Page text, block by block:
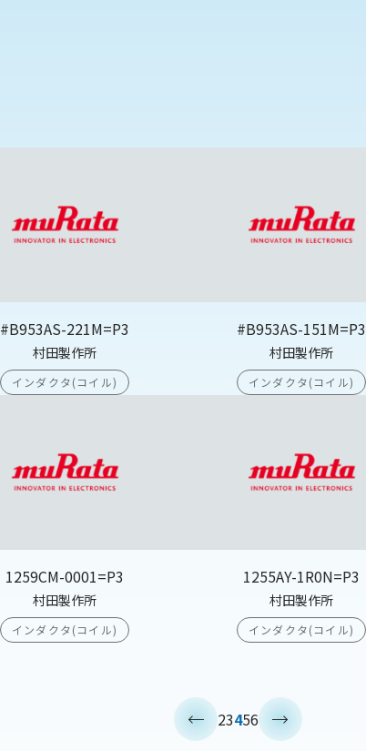
#B953AS-221M=P3
村田製作所
インダクタ(コイル)
#B953AS-151M=P3
村田製作所
インダクタ(コイル)
1259CM-0001=P3
村田製作所
インダクタ(コイル)
1255AY-1R0N=P3
村田製作所
インダクタ(コイル)
23456